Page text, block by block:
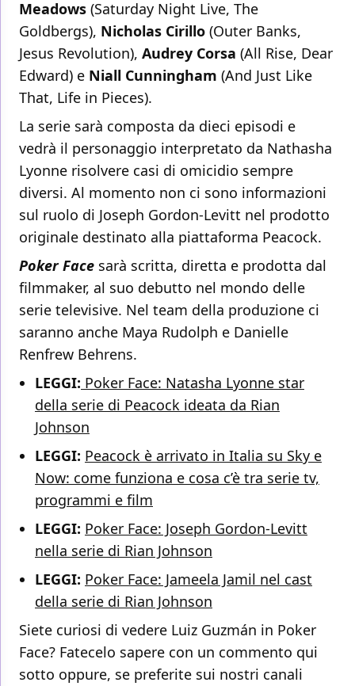
Meadows (Saturday Night Live, The
Goldbergs), Nicholas Cirillo (Outer Banks,
Jesus Revolution), Audrey Corsa (All Rise, Dear
Edward) e Niall Cunningham (And Just Like
That, Life in Pieces).
La serie sarà composta da dieci episodi e
vedrà il personaggio interpretato da Nathasha
Lyonne risolvere casi di omicidio sempre
diversi. Al momento non ci sono informazioni
sul ruolo di Joseph Gordon-Levitt nel prodotto
originale destinato alla piattaforma Peacock.
Poker Face sarà scritta, diretta e prodotta dal
filmmaker, al suo debutto nel mondo delle
serie televisive. Nel team della produzione ci
saranno anche Maya Rudolph e Danielle
Renfrew Behrens.
LEGGI: Poker Face: Natasha Lyonne star
della serie di Peacock ideata da Rian
Johnson
LEGGI: Peacock è arrivato in Italia su Sky e
Now: come funziona e cosa c’è tra serie tv,
programmi e film
LEGGI: Poker Face: Joseph Gordon-Levitt
nella serie di Rian Johnson
LEGGI: Poker Face: Jameela Jamil nel cast
della serie di Rian Johnson
Siete curiosi di vedere Luiz Guzmán in Poker
Face? Fatecelo sapere con un commento qui
sotto oppure, se preferite sui nostri canali